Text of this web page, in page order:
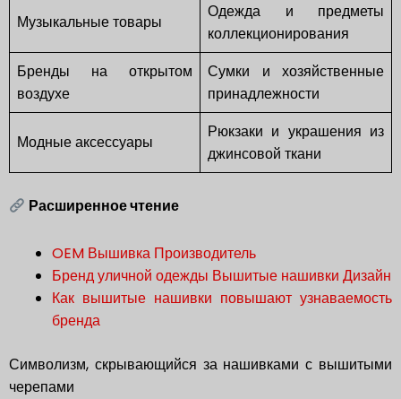
Музыкальные товары
Одежда и предметы
коллекционирования
Бренды на открытом
воздухе
Сумки и хозяйственные
принадлежности
Модные аксессуары
Рюкзаки и украшения из
джинсовой ткани
Расширенное чтение
OEM Вышивка Производитель
Бренд уличной одежды Вышитые нашивки Дизайн
Как вышитые нашивки повышают узнаваемость
бренда
Символизм, скрывающийся за нашивками с вышитыми
черепами